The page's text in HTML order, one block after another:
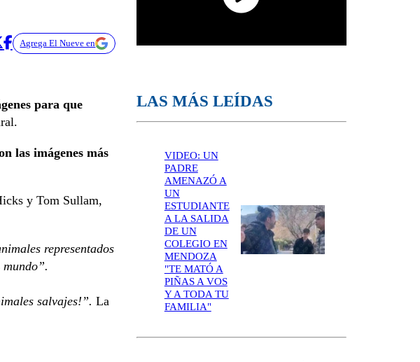
Agrega El Nueve en
para que
las imágenes más
y Tom Sullam,
representados
salvajes!”. La
LAS MÁS LEÍDAS
VIDEO: UN
PADRE
AMENAZÓ A
UN
ESTUDIANTE
A LA SALIDA
DE UN
COLEGIO EN
MENDOZA
"TE MATÓ A
PIÑAS A VOS
Y A TODA TU
FAMILIA"